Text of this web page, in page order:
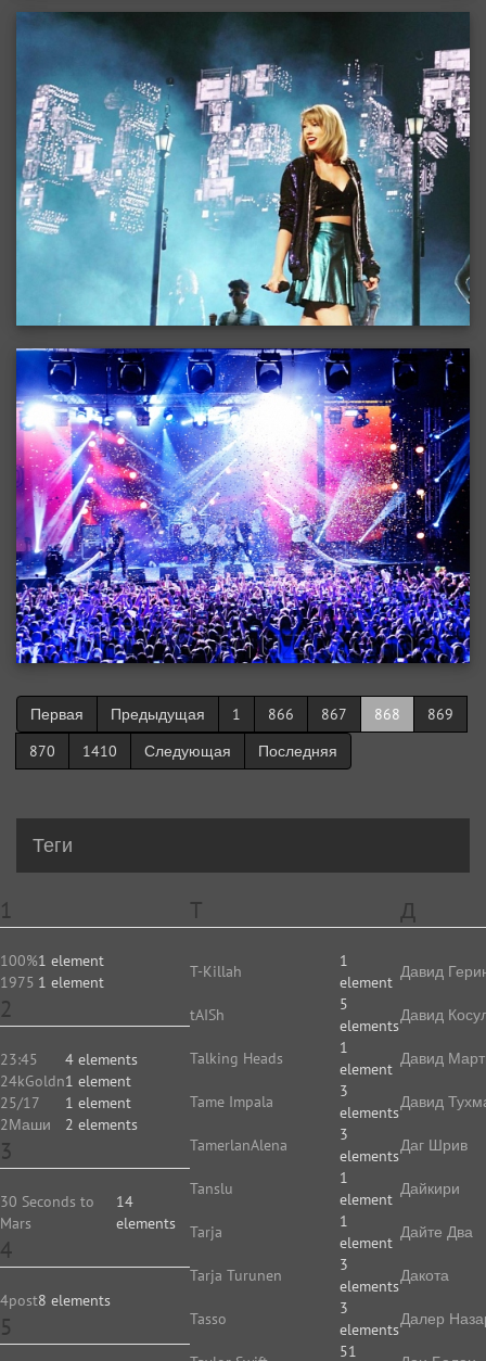
Первая Предыдущая 1 866 867 868
869
870
1410 Следующая Последняя
Теги
1
100%1 element
1975 1 element
2
23:45
4 elements
24kGoldn1 element
25/17
1 element
2Маши
2 elements
3
30 Seconds to
Mars
14
elements
4
4post8 elements
5
T
T-Killah
1
element
tAISh
5
elements
Talking Heads
1
element
Tame Impala
3
elements
TamerlanAlena
3
elements
Tanslu
1
element
Tarja
1
element
Tarja Turunen
3
elements
Tasso
3
elements
51
Д
Давид
Давид
Давид
Давид
Даг Шрив
Дайкири
Дайте Два
Дакота
Далер